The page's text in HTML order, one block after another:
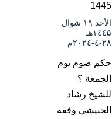
1445
الأحد ۱۹ شوال
۱٤٤۵هـ
۲۸-٤-۲۰۲٤م
حكم صوم يوم
الجمعة ؟
للشيخ رشاد
الحبيشي وفقه